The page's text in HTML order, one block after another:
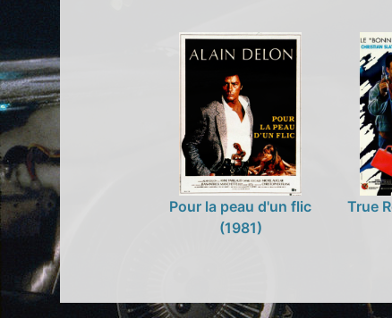
Pour la peau d'un flic
(1981)
True